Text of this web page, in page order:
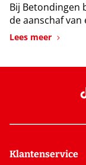
Bij Betondingen
de aanschaf van
Lees meer
Klantenservice